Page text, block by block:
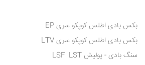
بکس بادی اطلس کوپکو سری EP
بکس بادی اطلس کوپکو سری LTV
سنگ بادی - پولیش LSF LST